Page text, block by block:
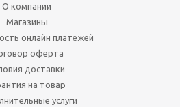
О компании
Магазины
онлайн платежей
оферта
доставки
на товар
услуги